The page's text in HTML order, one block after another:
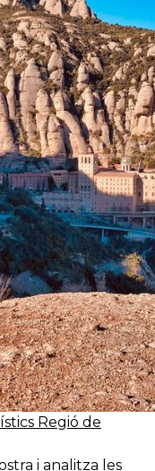
Regió de
i analitza les